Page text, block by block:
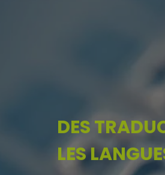
DES
LES